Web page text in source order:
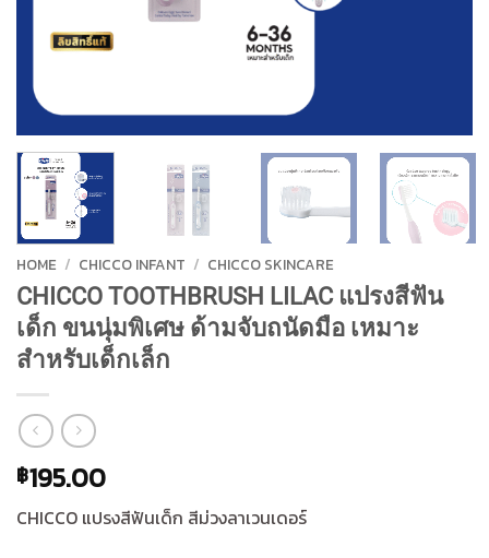
HOME / CHICCO INFANT / CHICCO SKINCARE
CHICCO TOOTHBRUSH LILAC แปรงสีฟัน
เด็ก ขนนุ่มพิเศษ ด้ามจับถนัดมือ เหมาะ
สำหรับเด็กเล็ก
฿195.00
CHICCO แปรงสีฟันเด็ก สีม่วงลาเวนเดอร์